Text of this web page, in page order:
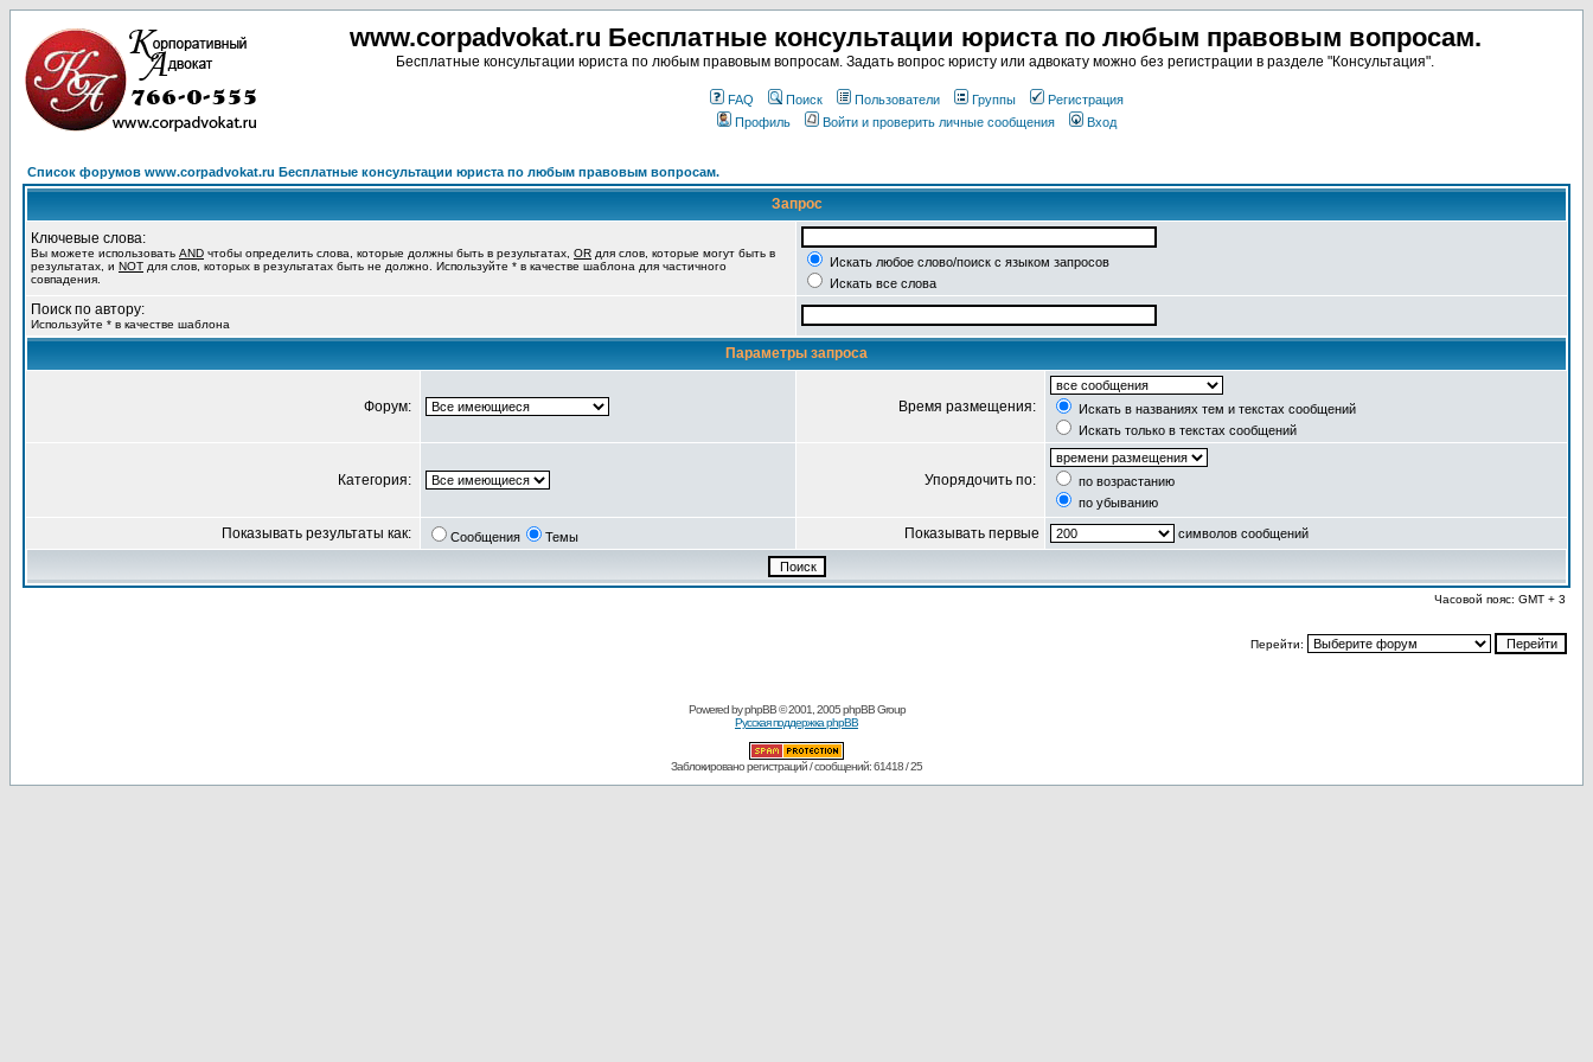
www.corpadvokat.ru Бесплатные консультации юриста по любым правовым вопросам.
Бесплатные консультации юриста по любым правовым вопросам. Задать вопрос юристу или адвокату можно без регистрации в разделе "Консультация".
FAQ Поиск Пользователи Группы
Регистрация
Профиль
Войти и проверить личные сообщения Вход
Список форумов www.corpadvokat.ru Бесплатные консультации юриста по любым правовым вопросам.
Запрос
Ключевые слова:
Вы можете использовать AND чтобы определить слова, которые должны быть в результатах, OR для слов, которые могут быть в
результатах, и NOT для слов, которых в результатах быть не должно. Используйте * в качестве шаблона для частичного
совпадения.
Искать любое слово/поиск с языком запросов
Искать все слова
Поиск по автору:
Используйте * в качестве шаблона
Параметры запроса
Форум: Время размещения:
Искать в названиях тем и текстах сообщений
Искать только в текстах сообщений
Категория: Упорядочить по:
по возрастанию
по убыванию
Показывать результаты как: Сообщения Темы Показывать первые символов сообщений
Часовой пояс: GMT + 3
Перейти:
Powered byphpBB© 2001, 2005 phpBB Group
Русская поддержка phpBB
Заблокировано регистраций / сообщений: 61418 / 25